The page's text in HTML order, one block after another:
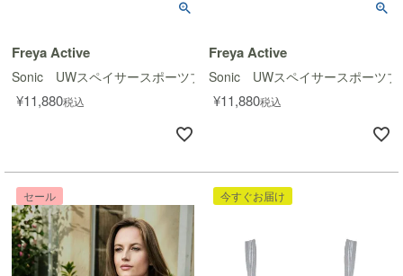
Freya Active
Sonic UWスペイサースポーツブラ
¥11,880税込
Freya Active
Sonic UWスペイサースポーツブ
¥11,880税込
セール 今すぐお届け